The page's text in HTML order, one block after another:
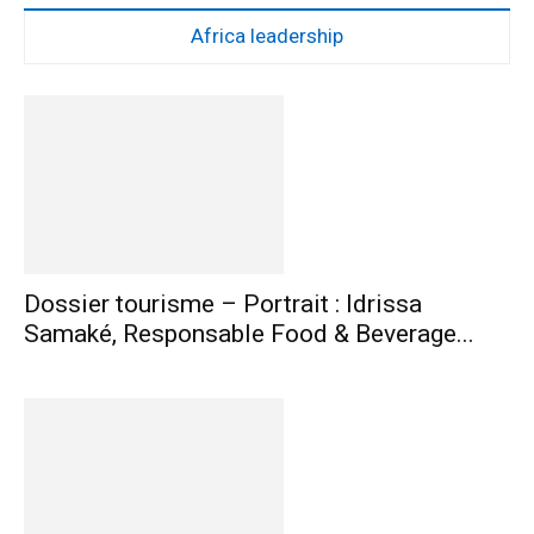
Africa leadership
Dossier tourisme – Portrait : Idrissa
Samaké, Responsable Food & Beverage...